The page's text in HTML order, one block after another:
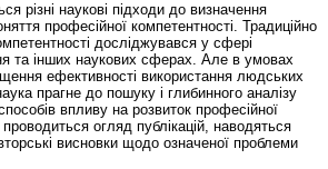
різні наукові підходи до визначення
професійної компетентності. Традиційно
досліджувався у сфері
та інших наукових сферах. Але в умовах
ефективності використання людських
прагне до пошуку і глибинного аналізу
впливу на розвиток професійної
проводиться огляд публікацій, наводяться
висновки щодо означеної проблеми